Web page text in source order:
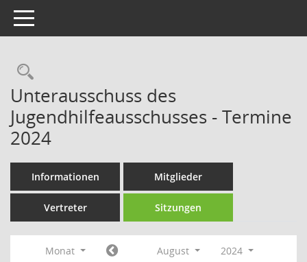
Toggle navigation
Rechercheauswahl
Unterausschuss des
Jugendhilfeausschusses - Termine
2024
Informationen Mitglieder
Vertreter Sitzungen
Monat August
2024